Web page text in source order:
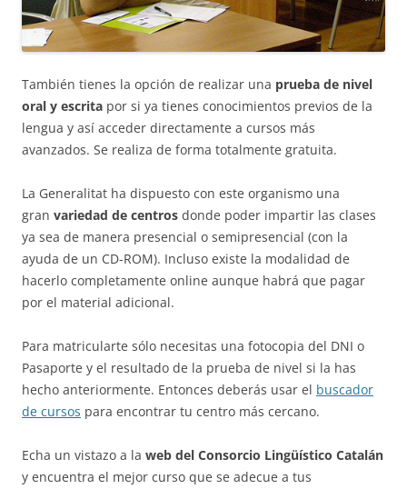
También tienes la opción de realizar una prueba de nivel
oral y escrita por si ya tienes conocimientos previos de la
lengua y así acceder directamente a cursos más
avanzados. Se realiza de forma totalmente gratuita.
La Generalitat ha dispuesto con este organismo una
gran variedad de centros donde poder impartir las clases
ya sea de manera presencial o semipresencial (con la
ayuda de un CD-ROM). Incluso existe la modalidad de
hacerlo completamente online aunque habrá que pagar
por el material adicional.
Para matricularte sólo necesitas una fotocopia del DNI o
Pasaporte y el resultado de la prueba de nivel si la has
hecho anteriormente. Entonces deberás usar el buscador
de cursos para encontrar tu centro más cercano.
Echa un vistazo a la web del Consorcio Lingüístico Catalán
y encuentra el mejor curso que se adecue a tus